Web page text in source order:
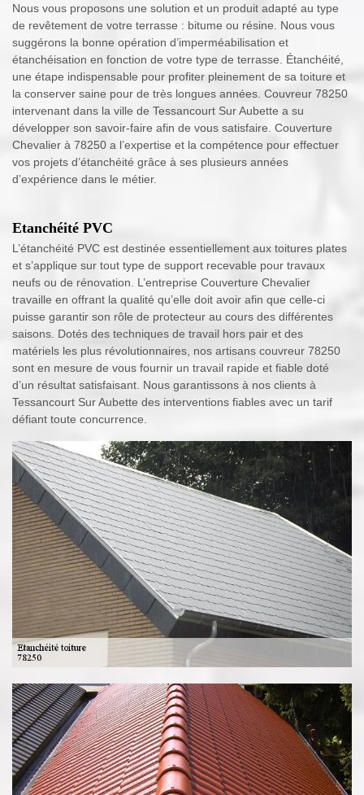
Nous vous proposons une solution et un produit adapté au type
de revêtement de votre terrasse : bitume ou résine. Nous vous
suggérons la bonne opération d’imperméabilisation et
étanchéisation en fonction de votre type de terrasse. Étanchéité,
une étape indispensable pour profiter pleinement de sa toiture et
la conserver saine pour de très longues années. Couvreur 78250
intervenant dans la ville de Tessancourt Sur Aubette a su
développer son savoir-faire afin de vous satisfaire. Couverture
Chevalier à 78250 a l’expertise et la compétence pour effectuer
vos projets d’étanchéité grâce à ses plusieurs années
d’expérience dans le métier.
Etanchéité PVC
L’étanchéité PVC est destinée essentiellement aux toitures plates
et s’applique sur tout type de support recevable pour travaux
neufs ou de rénovation. L’entreprise Couverture Chevalier
travaille en offrant la qualité qu’elle doit avoir afin que celle-ci
puisse garantir son rôle de protecteur au cours des différentes
saisons. Dotés des techniques de travail hors pair et des
matériels les plus révolutionnaires, nos artisans couvreur 78250
sont en mesure de vous fournir un travail rapide et fiable doté
d’un résultat satisfaisant. Nous garantissons à nos clients à
Tessancourt Sur Aubette des interventions fiables avec un tarif
défiant toute concurrence.